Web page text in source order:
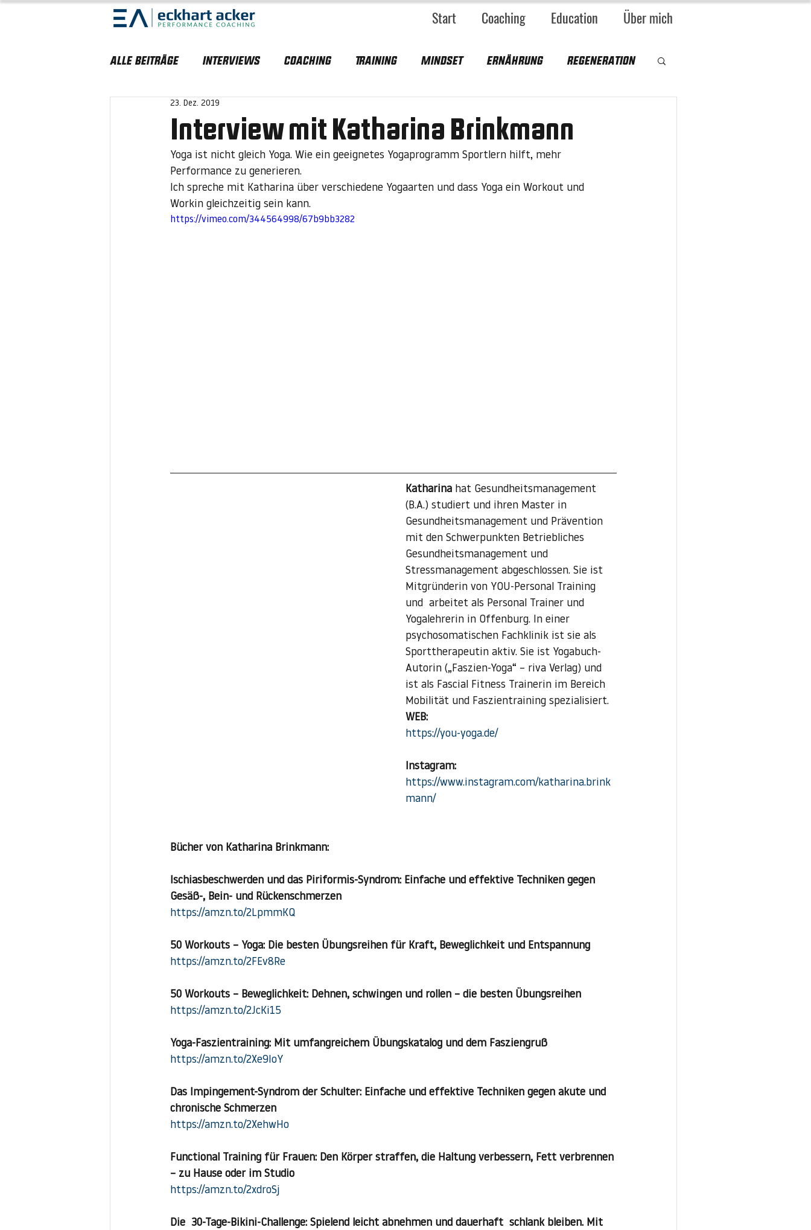
Start Coaching Education Über mich
Alle Beiträge Interviews Coaching Training MIndset Ernährung Regeneration
Interview mit Katharina Brinkmann
23. Dez. 2019
Yoga ist nicht gleich Yoga. Wie ein geeignetes Yogaprogramm Sportlern hilft, mehr
Performance zu generieren.
Ich spreche mit Katharina über verschiedene Yogaarten und dass Yoga ein Workout und
Workin gleichzeitig sein kann.
https://vimeo.com/344564998/67b9bb3282
Katharina hat Gesundheitsmanagement
(B.A.) studiert und ihren Master in
Gesundheitsmanagement und Prävention
mit den Schwerpunkten Betriebliches
Gesundheitsmanagement und
Stressmanagement abgeschlossen. Sie ist
Mitgründerin von YOU-Personal Training
und  arbeitet als Personal Trainer und
Yogalehrerin in Offenburg. In einer
psychosomatischen Fachklinik ist sie als
Sporttherapeutin aktiv. Sie ist Yogabuch-
Autorin („Faszien-Yoga“ – riva Verlag) und
ist als Fascial Fitness Trainerin im Bereich
Mobilität und Faszientraining spezialisiert.
WEB:
https://you-yoga.de/
Instagram:
https://www.instagram.com/katharina.brink
mann/
Bücher von Katharina Brinkmann:
Ischiasbeschwerden und das Piriformis-Syndrom: Einfache und effektive Techniken gegen
Gesäß-, Bein- und Rückenschmerzen
https://amzn.to/2LpmmKQ
50 Workouts – Yoga: Die besten Übungsreihen für Kraft, Beweglichkeit und Entspannung
https://amzn.to/2FEv8Re
50 Workouts – Beweglichkeit: Dehnen, schwingen und rollen – die besten Übungsreihen
https://amzn.to/2JcKi15
Yoga-Faszientraining: Mit umfangreichem Übungskatalog und dem Fasziengruß
https://amzn.to/2Xe9IoY
Das Impingement-Syndrom der Schulter: Einfache und effektive Techniken gegen akute und
chronische Schmerzen
https://amzn.to/2XehwHo
Functional Training für Frauen: Den Körper straffen, die Haltung verbessern, Fett verbrennen
– zu Hause oder im Studio
https://amzn.to/2xdroSj
Die  30-Tage-Bikini-Challenge: Spielend leicht abnehmen und dauerhaft  schlank bleiben. Mit